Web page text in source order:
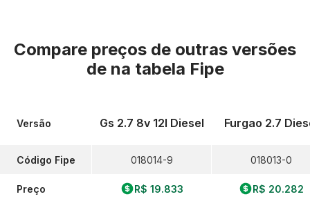
Compare preços de outras versões
de na tabela Fipe
Versão
Código Fipe
Preço
Gs 2.7 8v 12l Diesel
018014-9
R$ 19.833
Furgao 2.7
018013-0
R$ 20.282